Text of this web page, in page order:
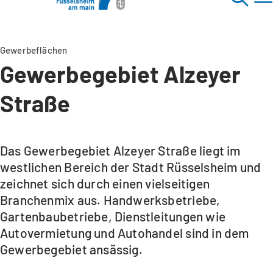
Gewerbeflächen
Gewerbegebiet Alzeyer
Straße
Das Gewerbegebiet Alzeyer Straße liegt im
westlichen Bereich der Stadt Rüsselsheim und
zeichnet sich durch einen vielseitigen
Branchenmix aus. Handwerksbetriebe,
Gartenbaubetriebe, Dienstleitungen wie
Autovermietung und Autohandel sind in dem
Gewerbegebiet ansässig.